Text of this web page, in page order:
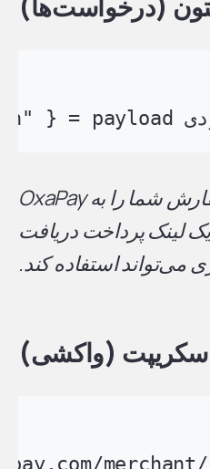
این کد اطلاعات سفارش شما را به OxaPay
لینک پرداخت دریافت
می‌تواند استفاده کند.
اسکریپت (واکشی)